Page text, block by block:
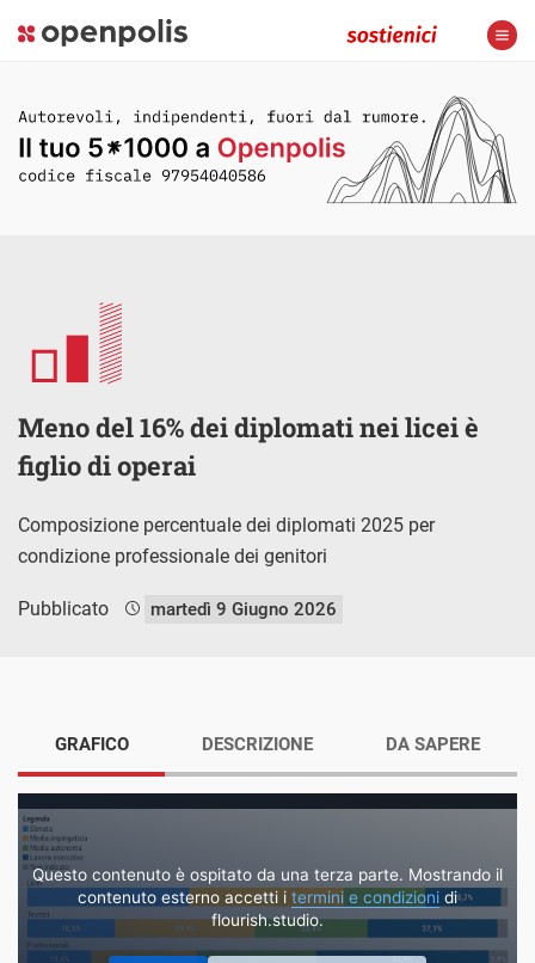
Meno del 16% dei diplomati nei licei è
figlio di operai
Composizione percentuale dei diplomati 2025 per
condizione professionale dei genitori
Pubblicato martedì 9 Giugno 2026
GRAFICO
Questo contenuto è ospitato da una terza parte. Mostrando il
contenuto esterno accetti i termini e condizioni di
flourish.studio.
DESCRIZIONE DA SAPERE